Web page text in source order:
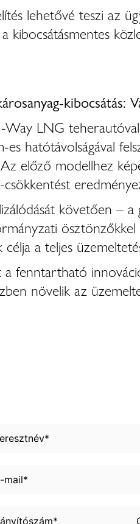
lehetővé teszi az
kibocsátásmentes
kibocsátás:
Way LNG
hatótávolságával
előző modellhez
követően –
a teljes
fenntartható
növelik az